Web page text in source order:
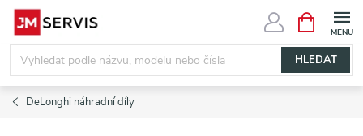
Přejít
obsah
HLEDAT
NÁKUPNÍ
KOŠÍK
DeLonghi náhradní díly